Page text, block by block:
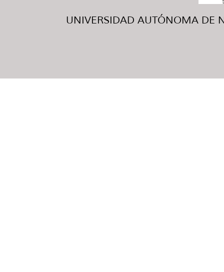
UNIVERSIDAD AUTÓNOMA DE